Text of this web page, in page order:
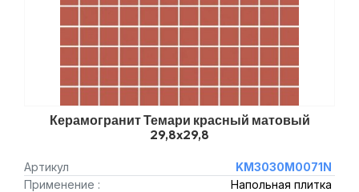
Керамогранит Темари красный матовый
29,8x29,8
Артикул
KM3030M0071N
Применение :
Напольная плитка